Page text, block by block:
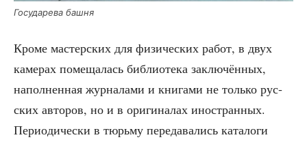
Госу­да­ре­ва башня
Кро­ме мастер­ских для физи­че­ских работ, в двух
каме­рах поме­ща­лась биб­лио­те­ка заклю­чён­ных,
напол­нен­ная жур­на­ла­ми и кни­га­ми не толь­ко рус­
ских авто­ров, но и в ори­ги­на­лах ино­стран­ных.
Пери­о­ди­че­ски в тюрь­му пере­да­ва­лись ката­ло­ги